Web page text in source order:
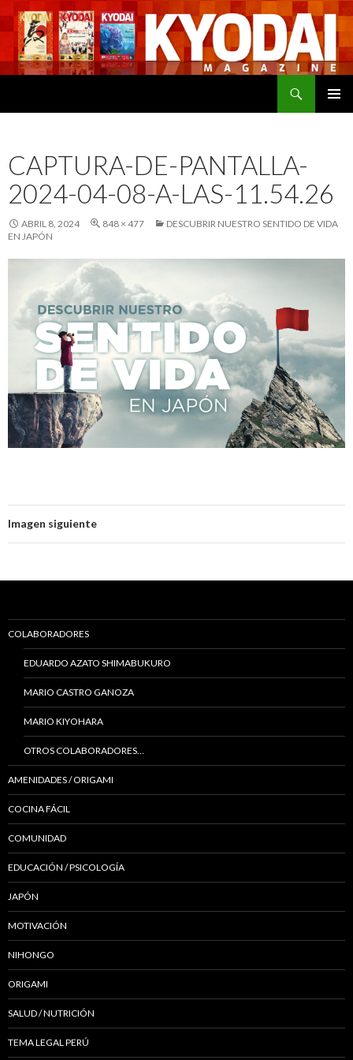
CAPTURA-DE-PANTALLA-
2024-04-08-A-LAS-11.54.26
ABRIL 8, 2024 848 × 477
DESCUBRIR NUESTRO SENTIDO DE VIDA
EN JAPÓN
Imagen siguiente
COLABORADORES
EDUARDO AZATO SHIMABUKURO
MARIO CASTRO GANOZA
MARIO KIYOHARA
OTROS COLABORADORES…
AMENIDADES / ORIGAMI
COCINA FÁCIL
COMUNIDAD
EDUCACIÓN / PSICOLOGÍA
JAPÓN
MOTIVACIÓN
NIHONGO
ORIGAMI
SALUD / NUTRICIÓN
TEMA LEGAL PERÚ